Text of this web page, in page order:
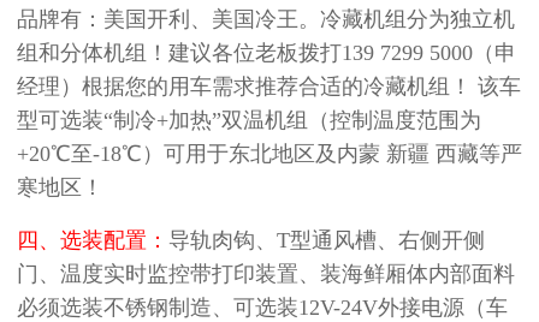
品牌有：美国开利、美国冷王。冷藏机组分为独立机
组和分体机组！建议各位老板拨打139 7299 5000（申
经理）根据您的用车需求推荐合适的冷藏机组！ 该车
型可选装“制冷+加热”双温机组（控制温度范围为
+20℃至-18℃）可用于东北地区及内蒙 新疆 西藏等严
寒地区！
四、选装配置： 导轨肉钩、T型通风槽、右侧开侧
门、温度实时监控带打印装置、装海鲜厢体内部面料
必须选装不锈钢制造、可选装12V-24V外接电源（车